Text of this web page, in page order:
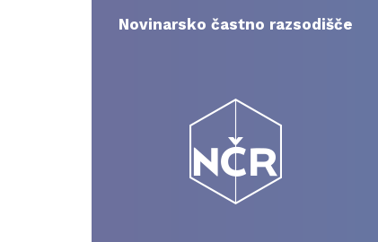
contentNovinarsko častno razsodišče